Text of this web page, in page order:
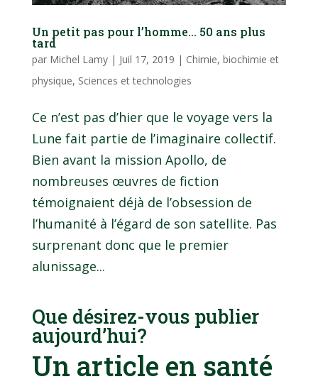
Un petit pas pour l’homme… 50 ans plus
tard
par Michel Lamy| Juil 17, 2019 | Chimie, biochimie et
physique, Sciences et technologies
Ce n’est pas d’hier que le voyage vers la
Lune fait partie de l’imaginaire collectif.
Bien avant la mission Apollo, de
nombreuses œuvres de fiction
témoignaient déjà de l’obsession de
l’humanité à l’égard de son satellite. Pas
surprenant donc que le premier
alunissage...
Que désirez-vous publier
aujourd’hui?
Un article en santé